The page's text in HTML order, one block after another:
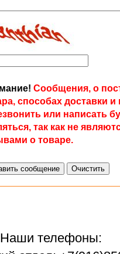
Сообщения, о
способах доставки
или написать
так как не
о товаре.
Наши телефоны: